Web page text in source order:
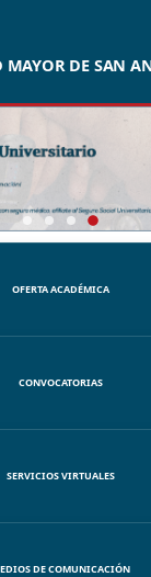
DE SAN
OFERTA ACADÉMICA
CONVOCATORIAS
SERVICIOS VIRTUALES
DE COMUNICACIÓN